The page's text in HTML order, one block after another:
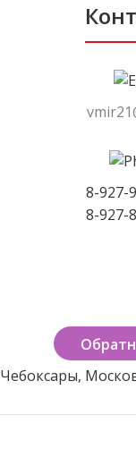
8-927-
8-927-
Чебоксары,